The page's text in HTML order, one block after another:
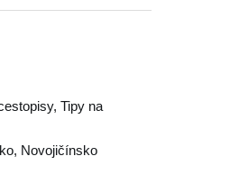
Tipy na
, Novojičínsko